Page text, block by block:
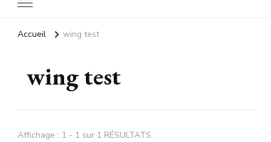
Accueil wing test
wing test
Affichage : 1 - 1 sur 1 RÉSULTATS